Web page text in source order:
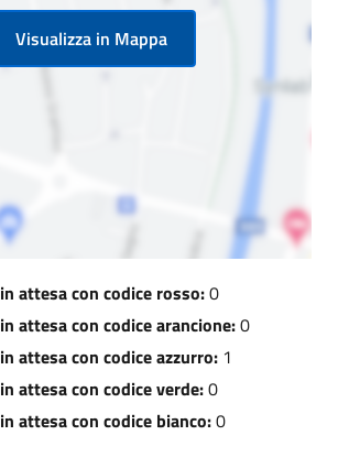
Visualizza in Mappa
attesa con codice rosso:0
attesa con codice arancione:0
attesa con codice azzurro: 1
attesa con codice verde:0
attesa con codice bianco:0